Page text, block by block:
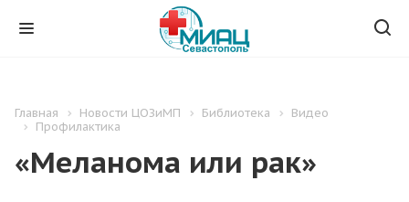
Главная Новости ЦОЗиМП Библиотека
Видео
Профилактика
«Меланома или рак»